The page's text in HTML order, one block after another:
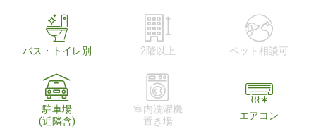
バス・トイレ別 2階以上 ペット相談可
駐車場
(近隣含)
室内洗濯機
置き場
エアコン